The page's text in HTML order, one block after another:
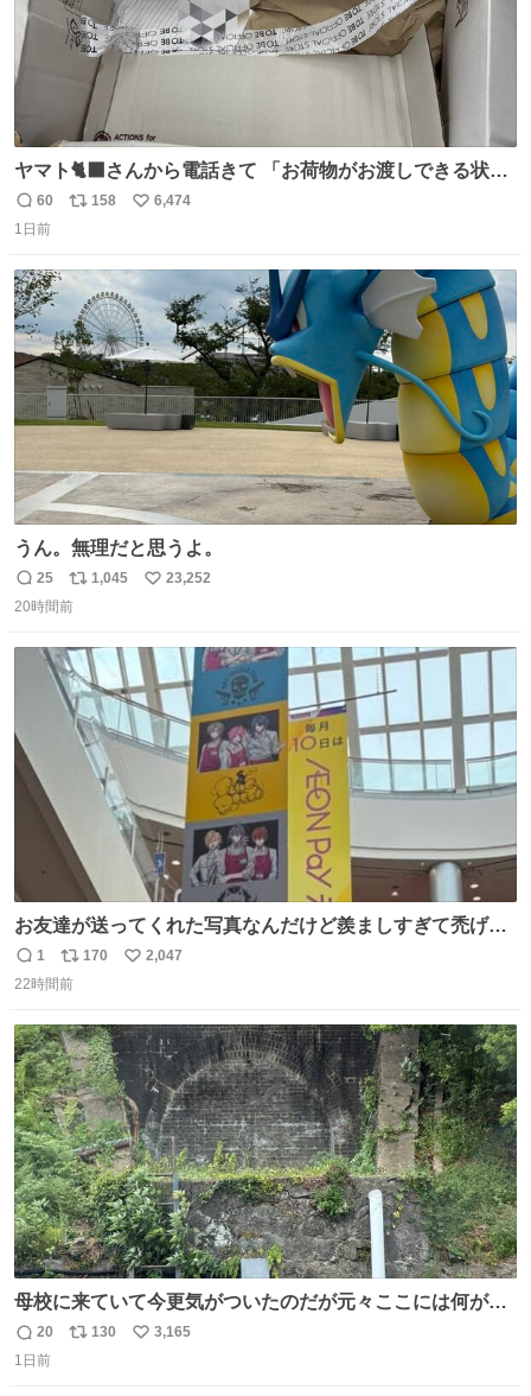
ヤマト🐈‍⬛さんから電話きて 「お荷物がお渡しできる状況
でない程潰れてまして」って えっ😳 見に行くとこの状態
😭 海渡ってくる時に潰れたっぽい 「一旦戻して新しいの
て事で中身無事だったから連れて帰って来た😅 壊れる物な
くて良かった
返
信
60
リ
ト
数
158
い
数
6,474
1日前
うん。無理だと思うよ。
返
信
25
リ
ポ
ト
数
1,045
い
数
23,252
20時間前
お友達が送ってくれた写真なんだけど羨ましすぎて禿げそ
う
返
信
1
リ
ポ
ト
数
170
い
数
2,047
22時間前
母校に来ていて今更気がついたのだが元々ここには何があ
ったのだろう…？_:(´ཀ`」 ∠):
返
信
20
リ
130
い
3,165
1日前